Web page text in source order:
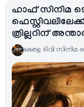
ഹാഫ് സിനിമ
ത്രില്ലറിന്
കേരള ടിവി